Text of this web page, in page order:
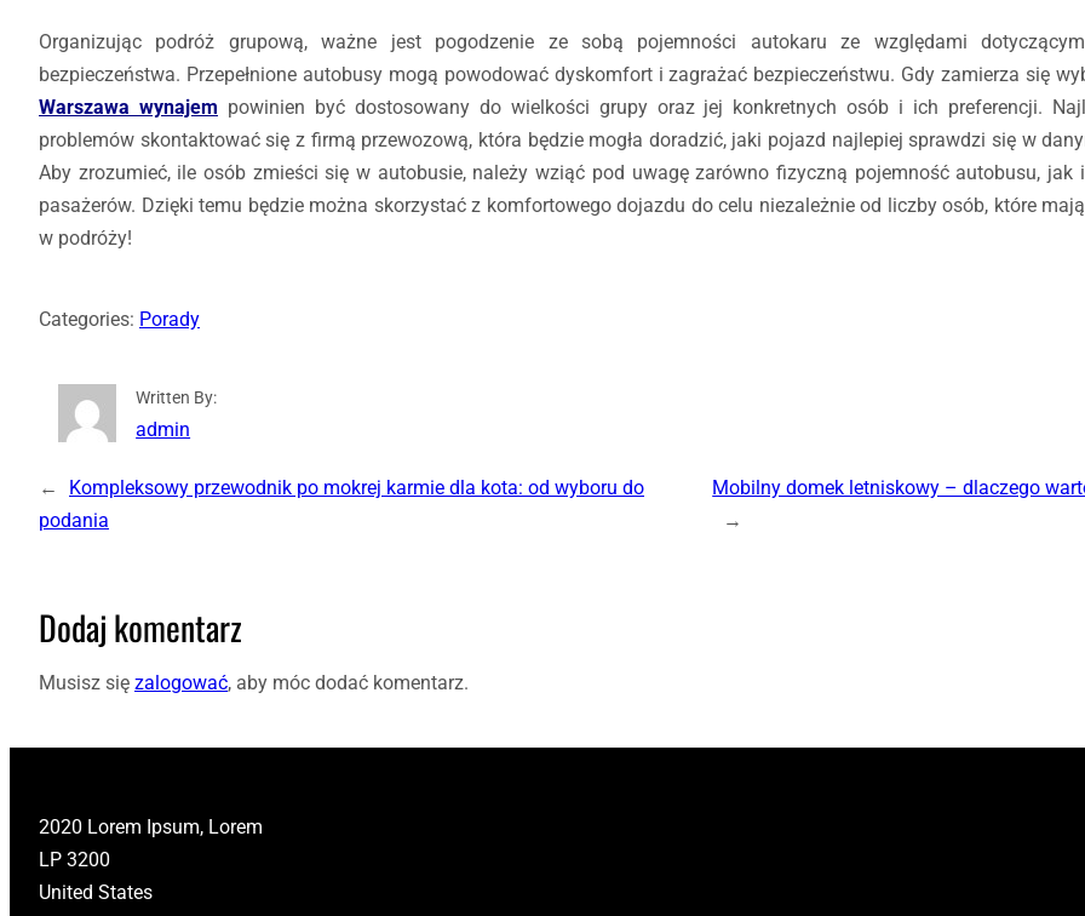
Organizując podróż grupową, ważne jest pogodzenie ze sobą pojemności autokaru ze względami
bezpieczeństwa. Przepełnione autobusy mogą powodować dyskomfort i zagrażać bezpieczeństwu. Gdy zamierza się
Warszawa wynajem powinien być dostosowany do wielkości grupy oraz jej konkretnych osób i ich preferencji.
problemów skontaktować się z firmą przewozową, która będzie mogła doradzić, jaki pojazd najlepiej sprawdzi się w
Aby zrozumieć, ile osób zmieści się w autobusie, należy wziąć pod uwagę zarówno fizyczną pojemność autobusu, jak
pasażerów. Dzięki temu będzie można skorzystać z komfortowego dojazdu do celu niezależnie od liczby osób, które
w podróży!
Categories: Porady
Written By:
admin
←
Kompleksowy przewodnik po mokrej karmie dla kota: od wyboru do
podania
Mobilny domek letniskowy – dlaczego
→
Dodaj komentarz
Musisz się zalogować, aby móc dodać komentarz.
2020 Lorem Ipsum, Lorem
LP 3200
United States